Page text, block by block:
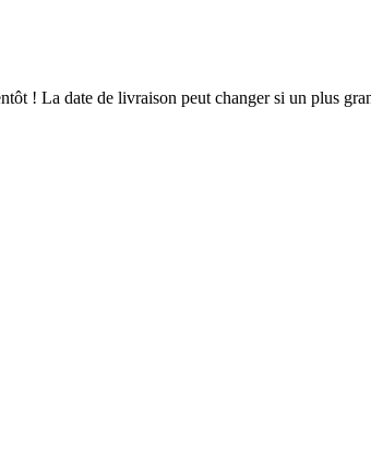
! La date de livraison peut changer si un plus